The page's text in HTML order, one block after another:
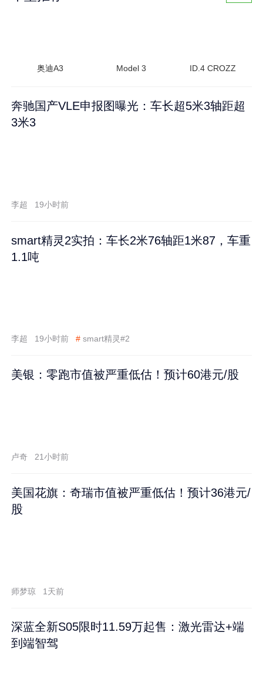
奥迪A3 Model 3 ID.4 CROZZ
奔驰国产VLE申报图曝光：车长超5米3轴距超
3米3
李超 19小时前
smart精灵2实拍：车长2米76轴距1米87，车重
1.1吨
李超 19小时前 # smart精灵#2
美银：零跑市值被严重低估！预计60港元/股
卢奇 21小时前
美国花旗：奇瑞市值被严重低估！预计36港元/
股
师梦琼 1天前
深蓝全新S05限时11.59万起售：激光雷达+端
到端智驾